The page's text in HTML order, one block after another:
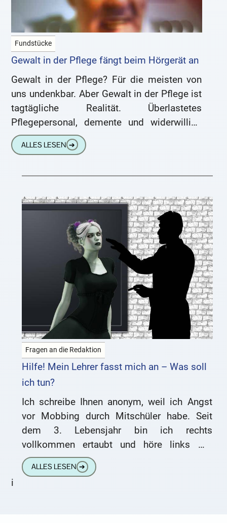
Fundstücke
Gewalt in der Pflege fängt beim Hörgerät an
Gewalt in der Pflege? Für die meisten von
uns undenkbar. Aber Gewalt in der Pflege ist
tagtägliche Realität. Überlastetes
Pflegepersonal, demente und widerwillige
Patienten und schon ist es passiert. Wir
ALLES LESEN ➔
Fragen an die Redaktion
Hilfe! Mein Lehrer fasst mich an – Was soll
ich tun?
Ich schreibe Ihnen anonym, weil ich Angst
vor Mobbing durch Mitschüler habe. Seit
dem 3. Lebensjahr bin ich rechts
vollkommen ertaubt und höre links mit
einem Cochlea-Implantat. Das ermöglicht
mir
ALLES LESEN ➔
i